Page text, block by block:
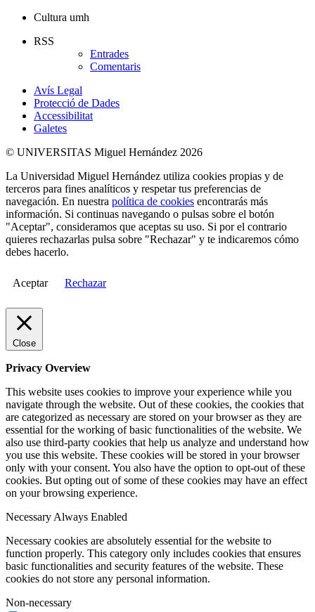
Cultura umh
RSS
Entrades
Comentaris
Avís Legal
Protecció de Dades
Accessibilitat
Galetes
© UNIVERSITAS Miguel Hernández 2026
La Universidad Miguel Hernández utiliza cookies propias y de
terceros para fines analíticos y respetar tus preferencias de
navegación. En nuestra política de cookies encontrarás más
información. Si continuas navegando o pulsas sobre el botón
"Aceptar", consideramos que aceptas su uso. Si por el contrario
quieres rechazarlas pulsa sobre "Rechazar" y te indicaremos cómo
debes hacerlo.
Aceptar Rechazar
Close
Privacy Overview
This website uses cookies to improve your experience while you
navigate through the website. Out of these cookies, the cookies that
are categorized as necessary are stored on your browser as they are
essential for the working of basic functionalities of the website. We
also use third-party cookies that help us analyze and understand how
you use this website. These cookies will be stored in your browser
only with your consent. You also have the option to opt-out of these
cookies. But opting out of some of these cookies may have an effect
on your browsing experience.
Necessary Always Enabled
Necessary cookies are absolutely essential for the website to
function properly. This category only includes cookies that ensures
basic functionalities and security features of the website. These
cookies do not store any personal information.
Non-necessary